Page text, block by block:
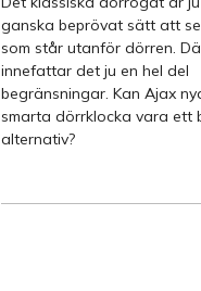
ganska beprövat sätt att se
som står utanför dörren.
innefattar det ju en hel del
begränsningar. Kan Ajax
smarta dörrklocka vara ett
alternativ?